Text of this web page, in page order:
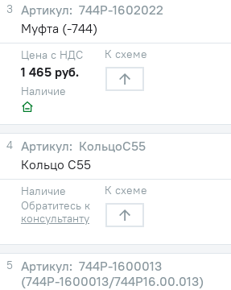
3
744Р-1602022
Муфта (-744)
Наличие
Цена с НДС
1 465 руб.
К схеме
4
КольцоС55
Кольцо С55
Наличие
Обратитесь к
консультанту
К схеме
5
744Р-1600013
(744Р-1600013/744Р16.00.013)